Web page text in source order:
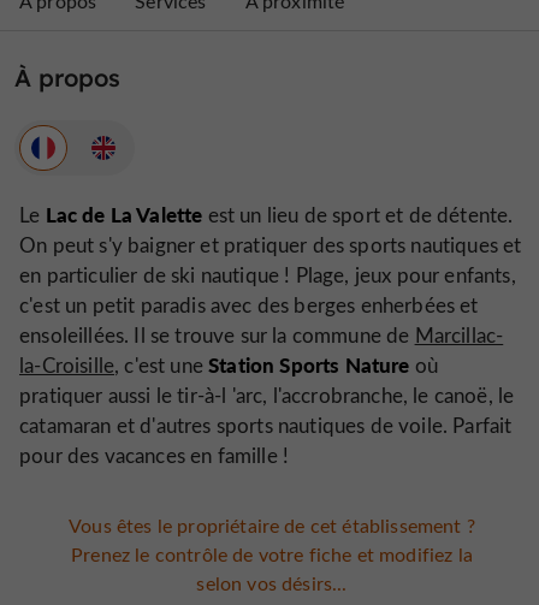
À propos
Le Lac de La Valette est un lieu de sport et de détente.
On peut s'y baigner et pratiquer des sports nautiques et
en particulier de ski nautique ! Plage, jeux pour enfants,
c'est un petit paradis avec des berges enherbées et
ensoleillées. Il se trouve sur la commune de Marcillac-
la-Croisille, c'est uneStation Sports Nature où
pratiquer aussi le tir-à-l 'arc, l'accrobranche, le canoë, le
catamaran et d'autres sports nautiques de voile. Parfait
pour des vacances en famille !
Vous êtes le propriétaire de cet établissement ?
Prenez le contrôle de votre fiche et modifiez la
selon vos désirs...